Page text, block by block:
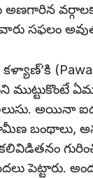
అణగారిన
వారు సఫలం
ముట్టుకొంటే
అయినా
బంథాలు,
పెట్టారు.